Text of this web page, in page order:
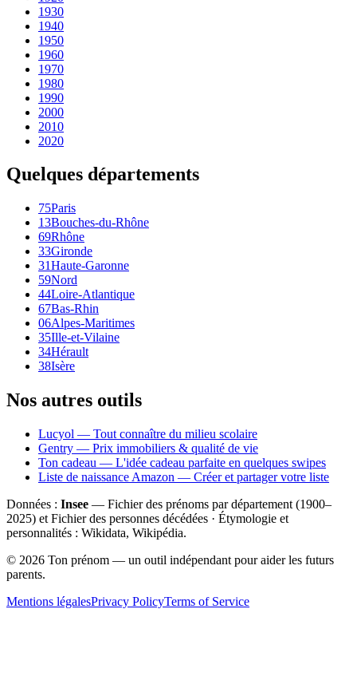
1930
1940
1950
1960
1970
1980
1990
2000
2010
2020
Quelques départements
75Paris
13Bouches-du-Rhône
69Rhône
33Gironde
31Haute-Garonne
59Nord
44Loire-Atlantique
67Bas-Rhin
06Alpes-Maritimes
35Ille-et-Vilaine
34Hérault
38Isère
Nos autres outils
Lucyol — Tout connaître du milieu scolaire
Gentry — Prix immobiliers & qualité de vie
Ton cadeau — L'idée cadeau parfaite en quelques swipes
Liste de naissance Amazon — Créer et partager votre liste
Données : Insee — Fichier des prénoms par département (1900–
2025) et Fichier des personnes décédées · Étymologie et
personnalités : Wikidata, Wikipédia.
© 2026 Ton prénom — un outil indépendant pour aider les futurs
parents.
Mentions légalesPrivacy PolicyTerms of Service